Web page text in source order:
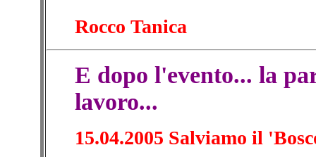
Rocco Tanica
E dopo l'evento... la
lavoro...
15.04.2005 Salviamo il